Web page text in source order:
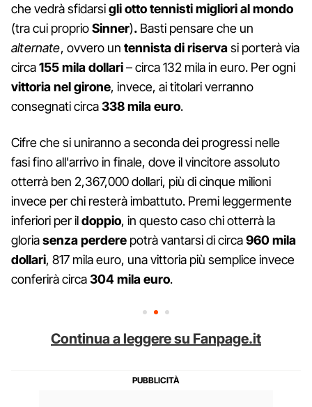
che vedrà sfidarsigli otto tennisti migliori al mondo
(tra cui proprioSinner). Basti pensare che un
alternate, ovvero un tennista di riservasi porterà via
circa155 mila dollari– circa 132 mila in euro. Per ogni
vittoria nel girone, invece, ai titolari verranno
consegnati circa338 mila euro.
Cifre che si uniranno a seconda dei progressi nelle
fasi fino all'arrivo in finale, dove il vincitore assoluto
otterrà ben 2,367,000 dollari, più di cinque milioni
invece per chi resterà imbattuto. Premi leggermente
inferiori per ildoppio, in questo caso chi otterrà la
gloriasenza perdere potrà vantarsi di circa960 mila
dollari, 817 mila euro, una vittoria più semplice invece
conferirà circa304 mila euro.
Continua a leggere su Fanpage.it